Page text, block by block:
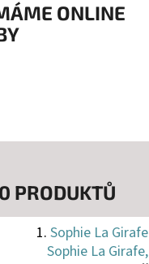
ONLINE
PRODUKTŮ
Sophie La Girafe
Sophie La Girafe,